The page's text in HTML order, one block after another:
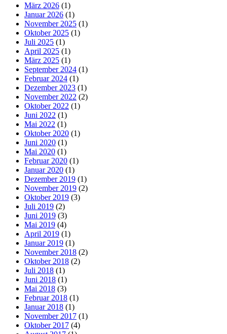
März 2026 (1)
Januar 2026 (1)
November 2025 (1)
Oktober 2025 (1)
Juli 2025 (1)
April 2025 (1)
März 2025 (1)
September 2024 (1)
Februar 2024 (1)
Dezember 2023 (1)
November 2022 (2)
Oktober 2022 (1)
Juni 2022 (1)
Mai 2022 (1)
Oktober 2020 (1)
Juni 2020 (1)
Mai 2020 (1)
Februar 2020 (1)
Januar 2020 (1)
Dezember 2019 (1)
November 2019 (2)
Oktober 2019 (3)
Juli 2019 (2)
Juni 2019 (3)
Mai 2019 (4)
April 2019 (1)
Januar 2019 (1)
November 2018 (2)
Oktober 2018 (2)
Juli 2018 (1)
Juni 2018 (1)
Mai 2018 (3)
Februar 2018 (1)
Januar 2018 (1)
November 2017 (1)
Oktober 2017 (4)